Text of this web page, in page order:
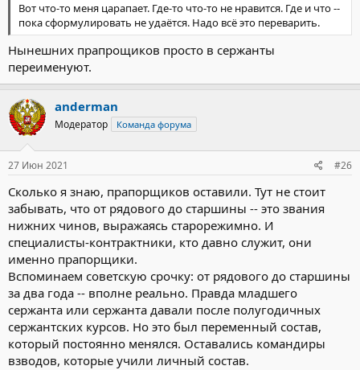
Вот что-то меня царапает. Где-то что-то не нравится. Где и что --
пока сформулировать не удаётся. Надо всё это переварить.
Нынешних прапрощиков просто в сержанты
переименуют.
anderman
Модератор Команда форума
27 Июн 2021 #26
Сколько я знаю, прапорщиков оставили. Тут не стоит
забывать, что от рядового до старшины -- это звания
нижних чинов, выражаясь старорежимно. И
специалисты-контрактники, кто давно служит, они
именно прапорщики.
Вспоминаем советскую срочку: от рядового до старшины
за два года -- вполне реально. Правда младшего
сержанта или сержанта давали после полугодичных
сержантских курсов. Но это был переменный состав,
который постоянно менялся. Оставались командиры
взводов, которые учили личный состав.